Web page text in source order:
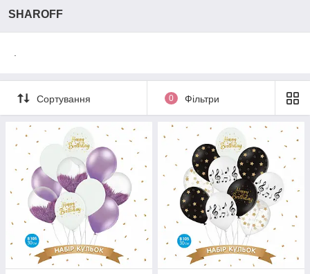
SHAROFF
Сортування 0 Фільтри